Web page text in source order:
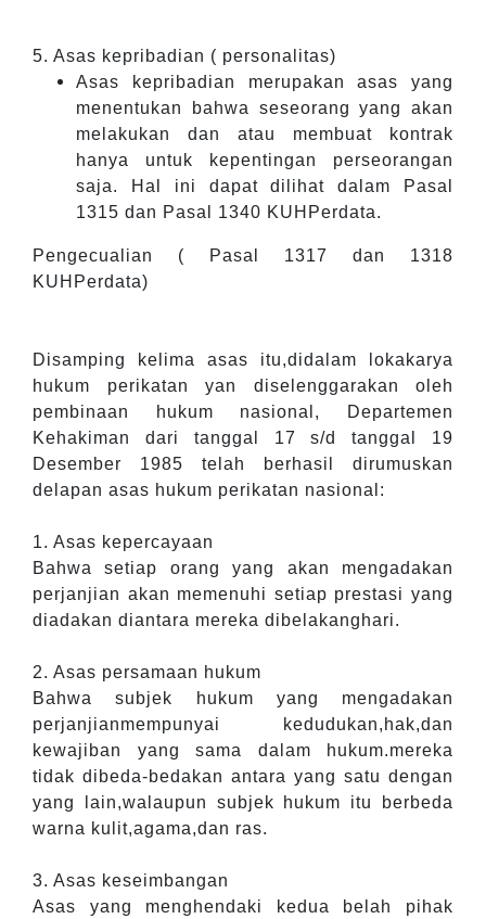
5. Asas kepribadian ( personalitas)
Asas kepribadian merupakan asas yang
menentukan bahwa seseorang yang akan
melakukan dan atau membuat kontrak
hanya untuk kepentingan perseorangan
saja. Hal ini dapat dilihat dalam Pasal
1315 dan Pasal 1340 KUHPerdata.
Pengecualian ( Pasal 1317 dan 1318
KUHPerdata)
Disamping kelima asas itu,didalam lokakarya
hukum perikatan yan diselenggarakan oleh
pembinaan hukum nasional, Departemen
Kehakiman dari tanggal 17 s/d tanggal 19
Desember 1985 telah berhasil dirumuskan
delapan asas hukum perikatan nasional:
1. Asas kepercayaan
Bahwa setiap orang yang akan mengadakan
perjanjian akan memenuhi setiap prestasi yang
diadakan diantara mereka dibelakanghari.
2. Asas persamaan hukum
Bahwa subjek hukum yang mengadakan
perjanjianmempunyai kedudukan,hak,dan
kewajiban yang sama dalam hukum.mereka
tidak dibeda-bedakan antara yang satu dengan
yang lain,walaupun subjek hukum itu berbeda
warna kulit,agama,dan ras.
3. Asas keseimbangan
Asas yang menghendaki kedua belah pihak